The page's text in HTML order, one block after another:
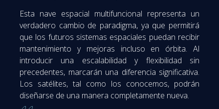
Esta nave espacial multifuncional representa un
verdadero cambio de paradigma, ya que permitirá
que los futuros sistemas espaciales puedan recibir
mantenimiento y mejoras incluso en órbita. Al
introducir una escalabilidad y flexibilidad sin
precedentes, marcarán una diferencia significativa.
Los satélites, tal como los conocemos, podrán
diseñarse de una manera completamente nueva.